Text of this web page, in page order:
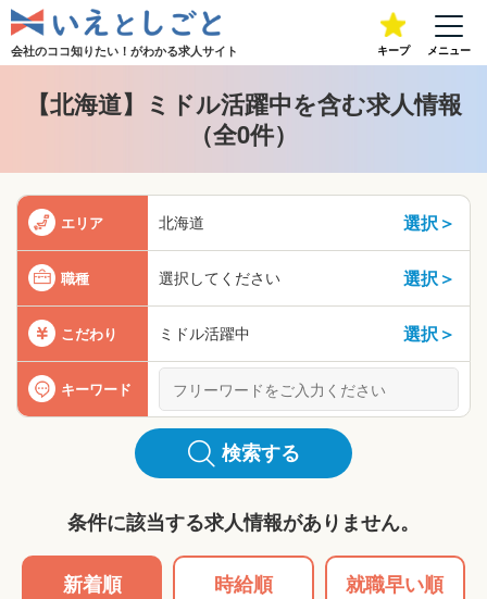
会社のココ知りたい！がわかる求人サイト キープ メニュー
【北海道】ミドル活躍中を含む求人情報
（全0件）
エリア 北海道 選択＞
職種 選択してください 選択＞
こだわり ミドル活躍中 選択＞
キーワード
検索する
条件に該当する求人情報がありません。
新着順 時給順 就職早い順